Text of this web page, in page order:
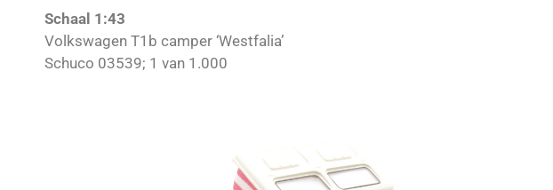
Schaal 1:43
Volkswagen T1b camper ‘Westfalia’
Schuco 03539; 1 van 1.000